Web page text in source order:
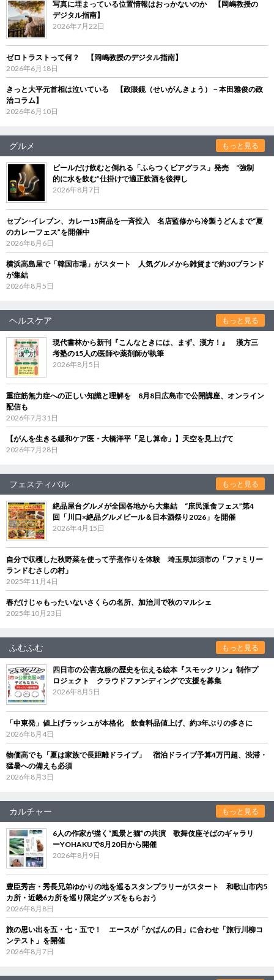
写真に埋まっている位置情報はおっかないのか 【岡嶋教授の
デジタル指南】
2026年7月22日
ゼロトラストって何？ 【岡嶋教授のデジタル指南】
2026年6月18日
きっと大平元首相は泣いている 【政眼鏡（せいがんきょう）－本田雅俊の政
治コラム】
2026年6月10日
グルメ もっと見る
ビールだけ飲むと倒れる「ふらつくビアグラス」発売 “強制
的に水を飲む”仕掛けで適正飲酒を後押し
2026年8月7日
セブン‐イレブン、カレー15商品を一斉投入 名店監修から冷製うどんまで“夏
のカレーフェス”を開催中
2026年8月6日
横浜高島屋で「韓国市場」がスタート 人気グルメから雑貨まで約30ブランド
が集結
2026年8月5日
ヘルスケア もっと見る
現代書林から新刊『こんなときには、まず、漢方！』 漢方三
考塾の15人の医師や薬剤師が執筆
2026年8月5日
重症筋無力症への正しい知識と理解を 8月8日広島市で公開講座、オンライン
配信も
2026年7月31日
【がんを生きる緩和ケア医・大橋洋平「足し算命」】天空を見上げて
2026年7月28日
フェスティバル もっと見る
絶品屋台グルメが全国各地から大集結 “庶民派食フェス”第4
回「川口×絶品グルメビール＆日本酒祭り2026」を開催
2026年4月15日
自分で収穫した秋野菜を使って芋煮作りを体験 埼玉県加須市の「ファミリー
ランドむさしの村」
2025年11月4日
春だけじゃもったいないさくらの名所、加治川で秋のマルシェ
2025年10月23日
ふむふむ もっと見る
四日市の公害克服の歴史を伝える絵本『スモックリン』制作プ
ロジェクト クラウドファンディングで支援を募集
2026年8月5日
「中東発」値上げラッシュが本格化 飲食料品値上げ、約3年ぶりの多さに
2026年8月4日
物価高でも「夏は家族で長距離ドライブ」 宿泊ドライブ予算4万円超、渋滞・
猛暑への備えも必須
2026年8月3日
カルチャー もっと見る
6人の作家が描く“風景と猫”の共演 歌舞伎座そばのギャラリ
ーYOHAKUで8月20日から開催
2026年8月9日
豊臣秀吉・秀長兄弟ゆかりの地を巡るスタンプラリーがスタート 和歌山市内5
カ所・近畿6カ所を巡り限定グッズをもらおう
2026年8月8日
旅の思い出を五・七・五で！ エースが「かばんの日」に合わせ「旅行川柳コ
ンテスト」を開催
2026年8月7日